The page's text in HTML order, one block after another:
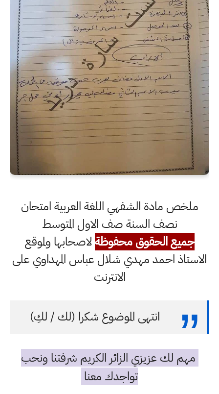
ملخص مادة الشفهي اللغة العربية امتحان
نصف السنة صف الاول المتوسط
جميع الحقوق محفوظةلاصحابها ولموقع
الاستاذ احمد مهدي شلال عباس المهداوي على
الانترنت
انتهى الموضوع شكرا (لك / لكِ)
مهم لك عزيزي الزائر الكريم شرفتنا ونحب
تواجدك معنا